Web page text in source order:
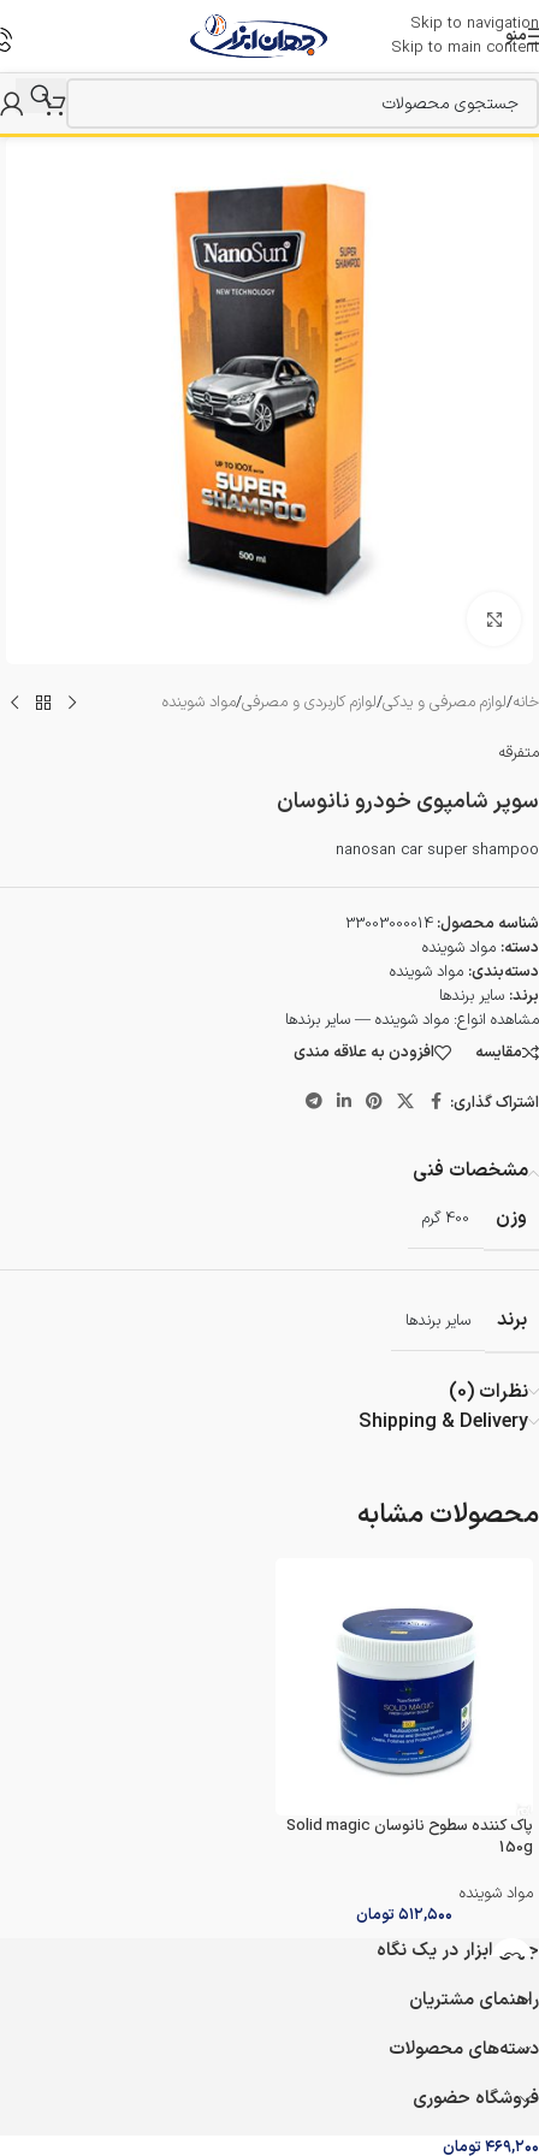
Skip to navigation
Skip to main content
منو
خانه/لوازم مصرفی و یدکی/لوازم کاربردی و مصرفی/مواد شوینده
متفرقه
سوپر شامپوی خودرو نانوسان
nanosan car super shampoo
شناسه محصول: 33003000014
دسته: مواد شوینده
دسته‌بندی: مواد شوینده
برند: سایر برندها
مشاهده انواع: مواد شوینده — سایر برندها
مقایسه
افزودن به علاقه مندی
اشتراک گذاری:
مشخصات فنی
وزن
400 گرم
برند سایر برندها
نظرات (0)
Shipping & Delivery
محصولات مشابه
پاک کننده سطوح نانوسان Solid magic
150g
مواد شوینده
۵۱۲,۵۰۰تومان
جهان ابزار در یک نگاه
راهنمای مشتریان
دسته‌های محصولات
فروشگاه حضوری
۴۶۹,۲۰۰تومان